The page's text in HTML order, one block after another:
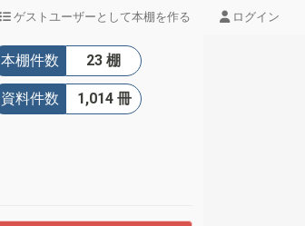
ゲストユーザーとして本棚を作る ログイン
本棚件数 23 棚
資料件数 1,014 冊